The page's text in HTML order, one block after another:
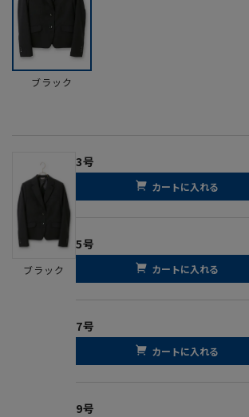
ブラック
ブラック
3号
カートに入れる
5号
カートに入れる
7号
カートに入れる
9号